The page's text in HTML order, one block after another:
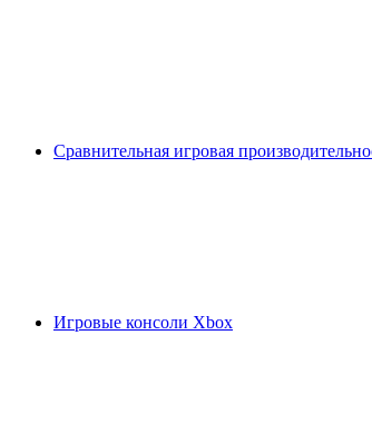
Сравнительная игровая
Игровые консоли Xbox